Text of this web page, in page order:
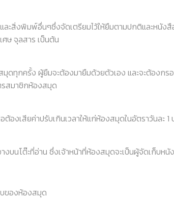
สิ่งพิมพ์อื่นๆซึ่งจัดเตรียมไว้ให้ยืมตามปกติและหนั
ษ จุลสาร เป็นต้น
ดทุกครั้ง ผู้ยืมจะต้องมายืมด้วยตัวเอง และจะต้องก
รสมาชิกห้องสมุด
เสียค่าปรับเกินเวลาให้แก่ห้องสมุดในอัตราวันละ 1
งบนโต๊ะที่อ่าน ซึ่งเจ้าหน้าที่ห้องสมุดจะเป็นผู้จัดเก็บหนั
บของห้องสมุด